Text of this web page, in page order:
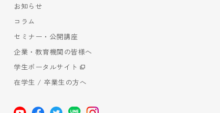
お知らせ
コラム
セミナー・公開講座
企業・教育機関の皆様へ
学生ポータルサイト
在学生 / 卒業生の方へ